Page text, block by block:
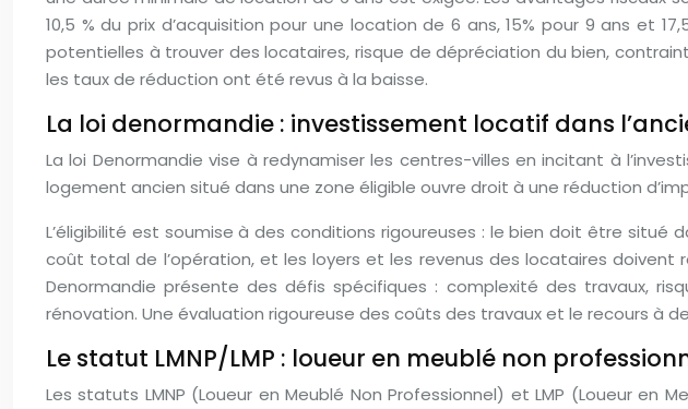
10,5 % du prix d’acquisition pour une location de 6 ans, 15% pour 9 ans et
potentielles à trouver des locataires, risque de dépréciation du bien,
les taux de réduction ont été revus à la baisse.
La loi denormandie : investissement locatif dans
La loi Denormandie vise à redynamiser les centres-villes en incitant à
logement ancien situé dans une zone éligible ouvre droit à une réduction
L’éligibilité est soumise à des conditions rigoureuses : le bien doit être
coût total de l’opération, et les loyers et les revenus des locataires doivent
Denormandie présente des défis spécifiques : complexité des travaux,
rénovation. Une évaluation rigoureuse des coûts des travaux et le recours à
Le statut LMNP/LMP : loueur en meublé non
Les statuts LMNP (Loueur en Meublé Non Professionnel) et LMP (Loueur